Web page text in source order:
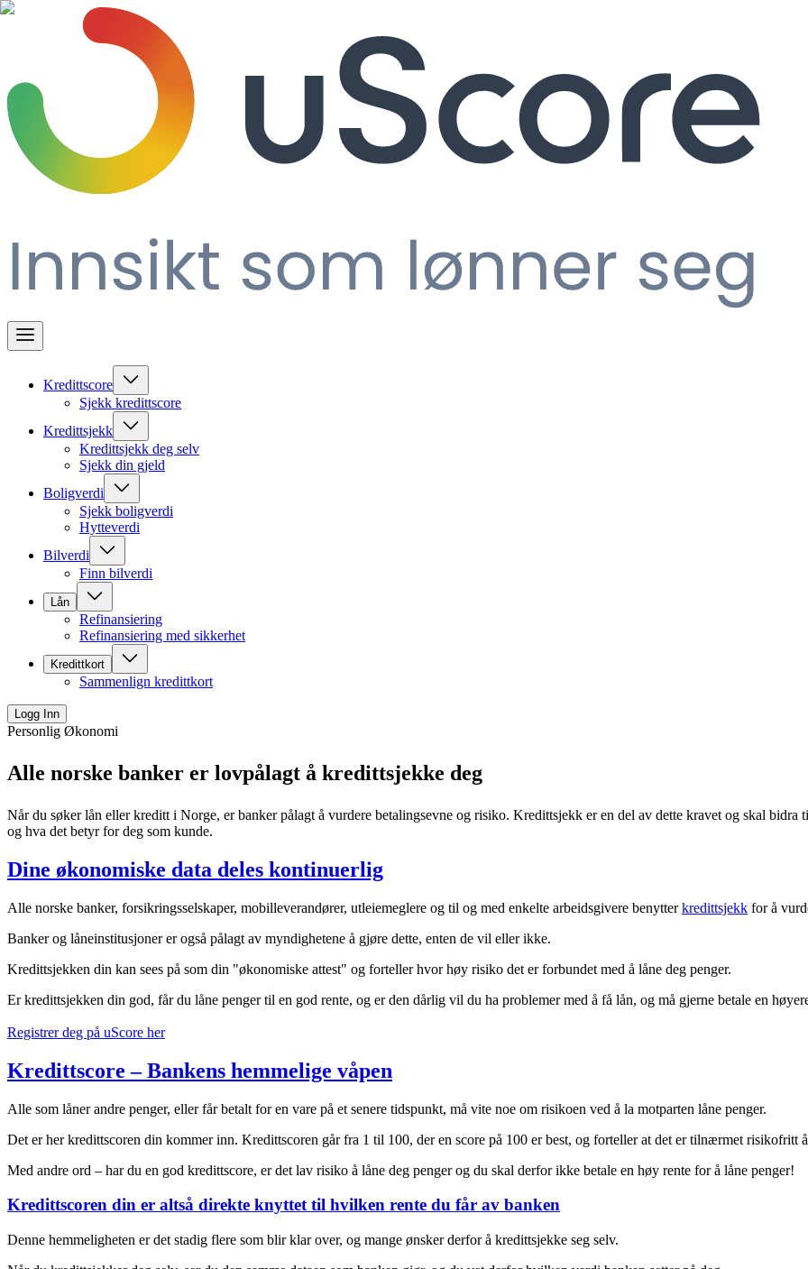
Kredittscore
Sjekk kredittscore
Kredittsjekk
Kredittsjekk deg selv
Sjekk din gjeld
Boligverdi
Sjekk boligverdi
Hytteverdi
Bilverdi
Finn bilverdi
Lån
Refinansiering
Refinansiering med sikkerhet
Kredittkort
Sammenlign kredittkort
Logg Inn
Personlig Økonomi
Alle norske banker er lovpålagt å kredittsjekke deg
Når du søker lån eller kreditt i Norge, er banker pålagt å vurdere betalingsevne og risiko. Kredittsjekk er en del av dette kravet og skal
og hva det betyr for deg som kunde.
Dine økonomiske data deles kontinuerlig
Alle norske banker, forsikringsselskaper, mobilleverandører, utleiemeglere og til og med enkelte arbeidsgivere benytterkredittsjekk for å
Banker og låneinstitusjoner er også pålagt av myndighetene å gjøre dette, enten de vil eller ikke.
Kredittsjekken din kan sees på som din "økonomiske attest" og forteller hvor høy risiko det er forbundet med å låne deg penger.
Er kredittsjekken din god, får du låne penger til en god rente, og er den dårlig vil du ha problemer med å få lån, og må gjerne betale en
Registrer deg på uScore her
Kredittscore – Bankens hemmelige våpen
Alle som låner andre penger, eller får betalt for en vare på et senere tidspunkt, må vite noe om risikoen ved å la motparten låne penger.
Det er her kredittscoren din kommer inn. Kredittscoren går fra 1 til 100, der en score på 100 er best, og forteller at det er tilnærmet risikofritt
Med andre ord – har du en god kredittscore, er det lav risiko å låne deg penger og du skal derfor ikke betale en høy rente for å låne penger!
Kredittscoren din er altså direkte knyttet til hvilken rente du får av banken
Denne hemmeligheten er det stadig flere som blir klar over, og mange ønsker derfor å kredittsjekke seg selv.